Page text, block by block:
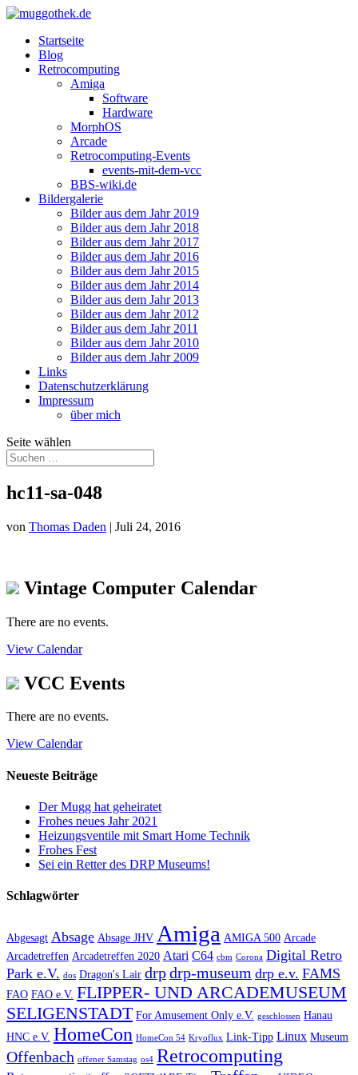
Startseite
Blog
Retrocomputing
Amiga
Software
Hardware
MorphOS
Arcade
Retrocomputing-Events
events-mit-dem-vcc
BBS-wiki.de
Bildergalerie
Bilder aus dem Jahr 2019
Bilder aus dem Jahr 2018
Bilder aus dem Jahr 2017
Bilder aus dem Jahr 2016
Bilder aus dem Jahr 2015
Bilder aus dem Jahr 2014
Bilder aus dem Jahr 2013
Bilder aus dem Jahr 2012
Bilder aus dem Jahr 2011
Bilder aus dem Jahr 2010
Bilder aus dem Jahr 2009
Links
Datenschutzerklärung
Impressum
über mich
Seite wählen
hc11-sa-048
von Thomas Daden | Juli 24, 2016
Vintage Computer Calendar
There are no events.
View Calendar
VCC Events
There are no events.
View Calendar
Neueste Beiträge
Der Mugg hat geheiratet
Frohes neues Jahr 2021
Heizungsventile mit Smart Home Technik
Frohes Fest
Sei ein Retter des DRP Museums!
Schlagwörter
Abgesagt Absage Absage JHV Amiga AMIGA 500 Arcade
Arcadetreffen Arcadetreffen 2020 Atari C64 cbm Corona Digital Retro
Park e.V. dos Dragon's Lair drpdrp-museum drp e.v. FAMS
FAO FAO e.V. FLIPPER- UND ARCADEMUSEUM
SELIGENSTADT For Amusement Only e.V. geschlossen Hanau
HNC e.V. HomeCon HomeCon 54 Kryoflux Link-Tipp Linux Museum
Offenbach offener Samstag os4 Retrocomputing